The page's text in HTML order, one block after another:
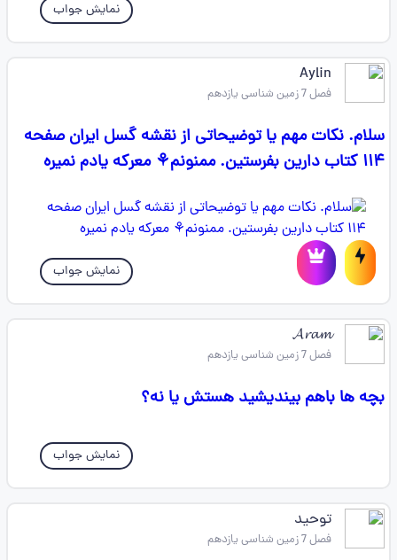
نمایش جواب
Aylin
فصل 7 زمین شناسی یازدهم
سلام. نکات مهم یا توضیحاتی از نقشه گسل ایران صفحه
۱۱۴ کتاب دارین بفرستین. ممنونم⚘️ معرکه یادم نمیره
نمایش جواب
𝓐𝓻𝓪𝓶
فصل 7 زمین شناسی یازدهم
بچه ها باهم بیندیشید هستش یا نه؟
نمایش جواب
توحید
فصل 7 زمین شناسی یازدهم